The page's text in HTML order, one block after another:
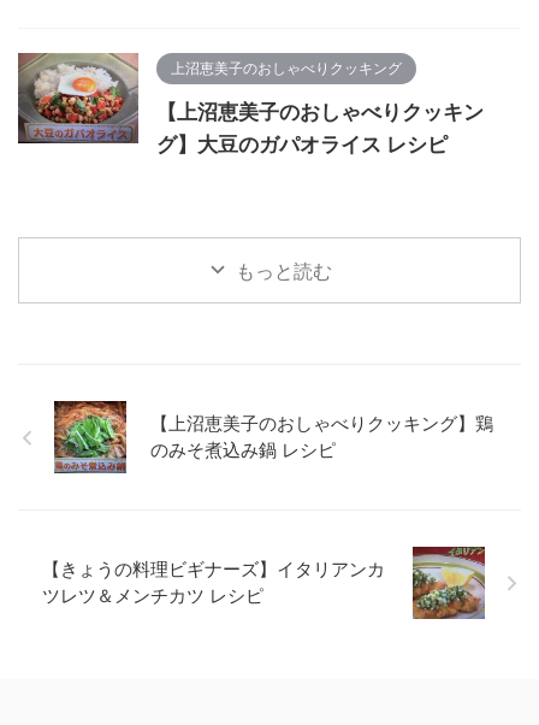
上沼恵美子のおしゃべりクッキング
【上沼恵美子のおしゃべりクッキン
グ】大豆のガパオライス レシピ
もっと読む
【上沼恵美子のおしゃべりクッキング】鶏
のみそ煮込み鍋 レシピ
【きょうの料理ビギナーズ】イタリアンカ
ツレツ＆メンチカツ レシピ